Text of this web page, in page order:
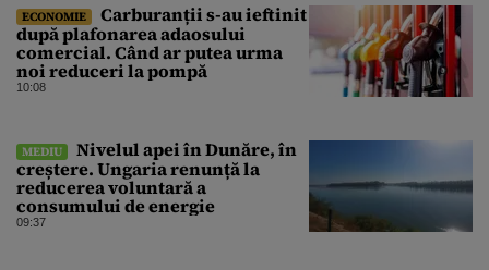
ECONOMIE
Carburanții s-au ieftinit
după plafonarea adaosului
comercial. Când ar putea urma
noi reduceri la pompă
10:08
MEDIU
Nivelul apei în Dunăre, în
creștere. Ungaria renunță la
reducerea voluntară a
consumului de energie
09:37